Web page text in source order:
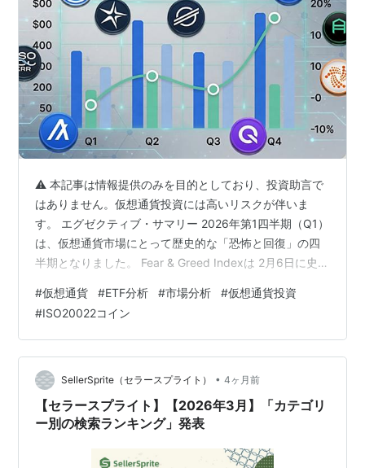
⚠️ 本記事は情報提供のみを目的としており、投資助言で
はありません。仮想通貨投資には高いリスクが伴いま
す。 エグゼクティブ・サマリー 2026年第1四半期（Q1）
は、仮想通貨市場にとって歴史的な「恐怖と回復」の四
半期となりました。 Fear & Greed Indexは 2月6日に史上
COVID暴落（8）、FTX破綻（10）をすべて下回る前例の
ない水準です。一方、機関投資家はこの局面を逆張りの
機会と捉え、BTC ETFへの資金流入を継続。3月末には月
次でプラス転換を果たし、Q2への布石を打ちました。
Q1 主要指標サマリー 指標 1…
#仮想通貨 #ETF分析 #市場分析 #仮想通貨投資
#ISO20022コイン
SellerSprite（セラースプライト） • 4ヶ月前
【セラースプライト】【2026年3月】「カテゴリ
ー別の検索ランキング」発表